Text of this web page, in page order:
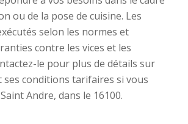
ou de la pose de cuisine. Les
selon les normes et
contre les vices et les
le pour plus de détails sur
ses conditions tarifaires si vous
Andre, dans le 16100.